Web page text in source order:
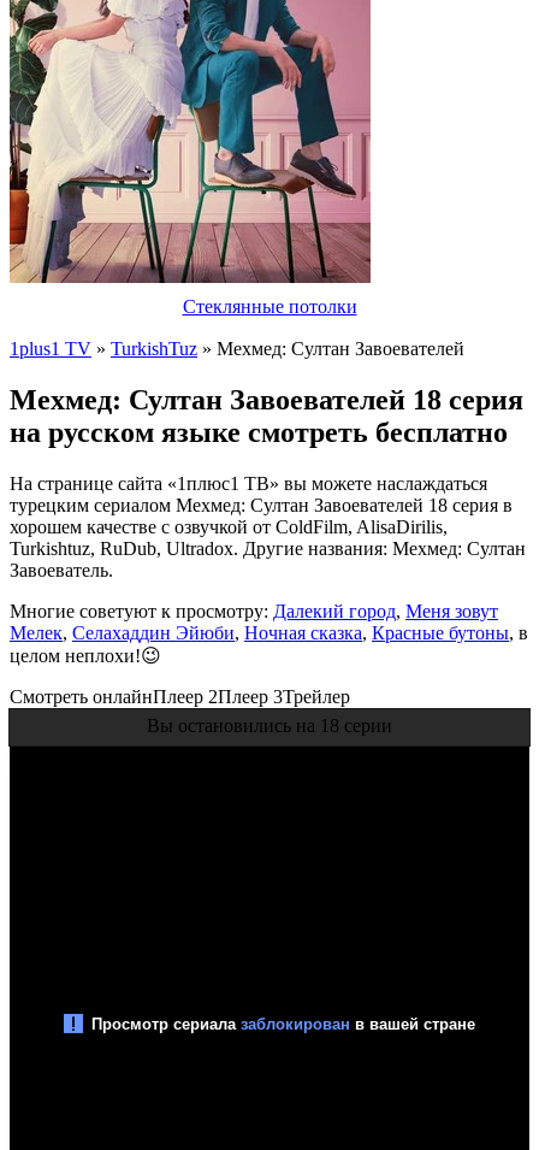
Стеклянные потолки
1plus1 TV » TurkishTuz » Мехмед: Султан Завоевателей
Мехмед: Султан Завоевателей 18 серия
на русском языке смотреть бесплатно
На странице сайта «1плюс1 ТВ» вы можете наслаждаться
турецким сериалом Мехмед: Султан Завоевателей 18 серия в
хорошем качестве с озвучкой от ColdFilm, AlisaDirilis,
Turkishtuz, RuDub, Ultradox. Другие названия: Мехмед: Султан
Завоеватель.
Многие советуют к просмотру: Далекий город, Меня зовут
Мелек, Селахаддин Эйюби, Ночная сказка, Красные бутоны, в
целом неплохи!😉
Смотреть онлайнПлеер 2Плеер 3Трейлер
Вы остановились на 18 серии